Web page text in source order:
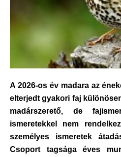
A 2026-os év madara az
elterjedt gyakori faj
madárszerető, de
ismeretekkel nem
személyes ismeretek
Csoport tagsága éves